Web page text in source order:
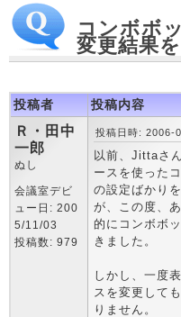
コンボボ
変更結果
投稿者 投稿内容
Ｒ・田中
一郎
ぬし
会議室デビ
ュー日: 200
5/11/03
投稿数: 979
投稿日時: 2006-
以前、Jittaさ
ースを使った
の設定ばかり
が、この度、
的にコンボボ
きました。
しかし、一度
スを変更して
りません。